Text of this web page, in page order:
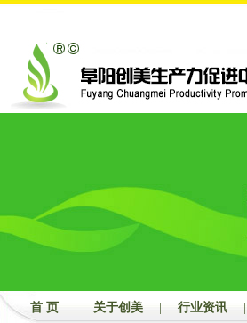
首 页 关于创美 行业资讯